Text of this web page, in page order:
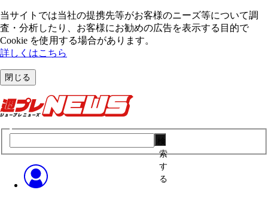
当サイトでは当社の提携先等がお客様のニーズ等について調
査・分析したり、お客様にお勧めの広告を表⽰する⽬的で
Cookie を使⽤する場合があります。
詳しくはこちら
閉じる
索
す
る